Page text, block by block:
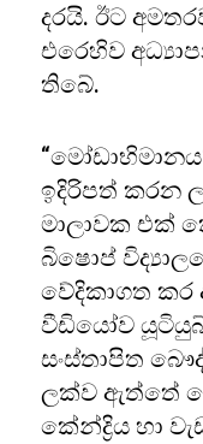
දරයි. ඊට
එරෙහිව
තිබේ.
ඉදිරිපත් කරන
මාලාවක එක්
බිෂොප්
වේදිකාගත කර
වීඩියෝව යූටියුබ්
සංස්තාපිත
ලක්ව ඇත්තේ
කේන්ද්‍රිය හා